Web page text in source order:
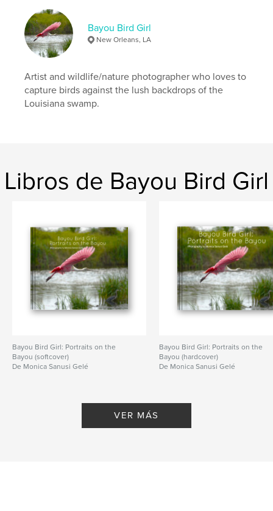
IdiomaEnglish
Palabras clave
bird ,
pelican
Bayou Bird Girl
New Orleans, LA
Artist and wildlife/nature photographer who loves to
capture birds against the lush backdrops of the
Louisiana swamp.
Libros de Bayou Bird Girl
Bayou Bird Girl: Portraits on the
Bayou (softcover)
De Monica Sanusi Gelé
Bayou Bird Girl: Portraits on the
Bayou (hardcover)
De Monica Sanusi Gelé
VER MÁS